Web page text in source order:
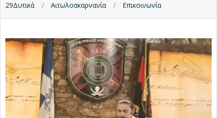
29Δυτικά Αιτωλοακαρνανία Επικοινωνία